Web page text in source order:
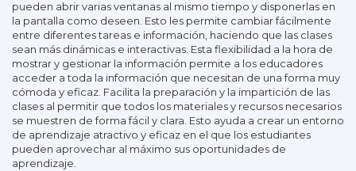
pueden abrir varias ventanas al mismo tiempo y disponerlas en
la pantalla como deseen. Esto les permite cambiar fácilmente
entre diferentes tareas e información, haciendo que las clases
sean más dinámicas e interactivas. Esta flexibilidad a la hora de
mostrar y gestionar la información permite a los educadores
acceder a toda la información que necesitan de una forma muy
cómoda y eficaz. Facilita la preparación y la impartición de las
clases al permitir que todos los materiales y recursos necesarios
se muestren de forma fácil y clara. Esto ayuda a crear un entorno
de aprendizaje atractivo y eficaz en el que los estudiantes
pueden aprovechar al máximo sus oportunidades de
aprendizaje.